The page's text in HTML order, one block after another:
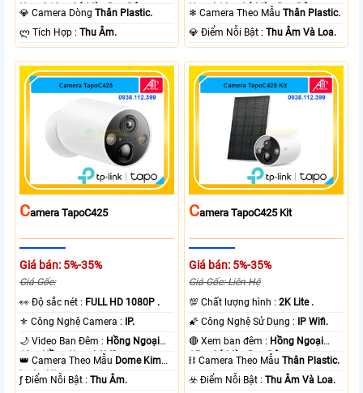
Ngoại 10m Có Màu Ban Ðêm.
💎 Camera DòngThân Plastic.
️ლ Tích Hợp :Thu Âm.
Ngoại 10m Có Màu Ban Ðêm.
❄ Camera Theo MẫuThân Plastic.
️💎 Điểm Nỗi Bật :Thu Âm Và Loa.
CAmera TapoC425
Giá bán: 5%-35%
Giá Gốc:
️👀 Độ sắc nét : FULL HD 1080P .
⚜️ Công Nghệ Camera : IP.
🌙 Video Ban Đêm : Hồng Ngoại
10m Hồng Ngoại SMD.
👑 Camera Theo Mẫu Dome Kim
loại + Nhựa.
️ƒ Điểm Nỗi Bật :Thu Âm.
CAmera TapoC425 Kit
Giá bán: 5%-35%
Giá Gốc: Liên Hệ
💯 Chất lượng hình :2K Lite .
🌠 Công Nghệ Sử Dụng : IP Wifi.
🔴 Xem ban đêm : Hồng Ngoại
15m Có Màu Ban Ðêm.
⛓ Camera Theo MẫuThân Plastic.
️☣️ Điểm Nỗi Bật :Thu Âm Và Loa.